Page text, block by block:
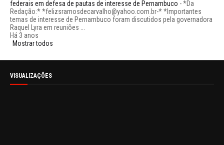
federais em defesa de pautas de interesse de Pernambuco -*Da
Redação:* *felizsramosdecarvalho@yahoo.com.br-* *Importantes
temas de interesse de Pernambuco foram discutidos pela governadora
Raquel Lyra em reuniões ...
Há 3 anos
Mostrar todos
VISUALIZAÇÕES